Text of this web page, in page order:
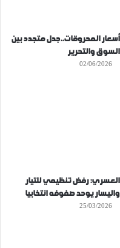
أسعار المحروقات..جدل متجدد بين
السوق والتحرير
02/06/2026
العسري: رفض تنظيمي للتيار
واليسار يوحد صفوفه انتخابيا
25/03/2026